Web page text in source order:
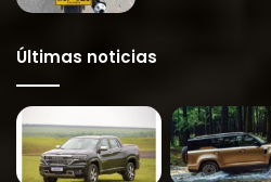
Últimas noticias